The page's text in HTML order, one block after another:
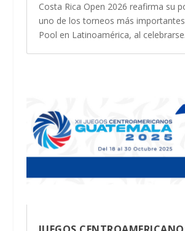
Costa Rica Open 2026 reafirma su
uno de los torneos más
Pool en Latinoamérica, al